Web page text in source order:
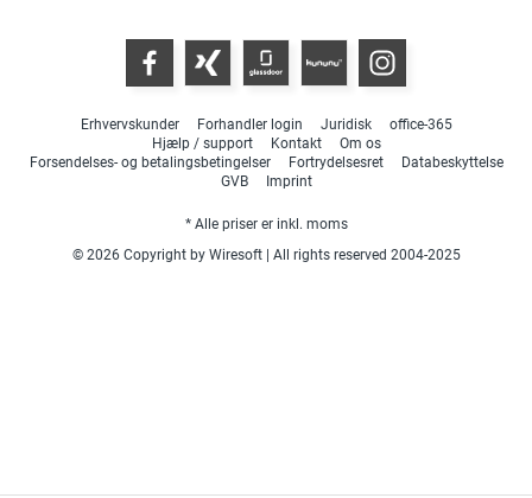
Erhvervskunder Forhandler login Juridisk
office-365
Hjælp / support
Kontakt
Om os
Forsendelses- og betalingsbetingelser
Fortrydelsesret
Databeskyttelse
GVB
Imprint
* Alle priser er inkl. moms
© 2026 Copyright by Wiresoft | All rights reserved 2004-2025